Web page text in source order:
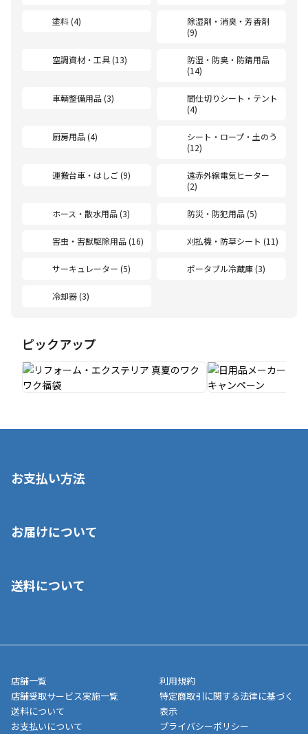
塗料 (4)
除湿剤・消臭・芳香剤
(9)
空調資材・工具 (13)
防湿・防臭・防錆用品
(14)
車輌整備用品 (3)
間仕切りシート・テント
(4)
厨房用品 (4)
シート・ロープ・土のう
(12)
運搬台車・はしご (9)
遠赤外線電気ヒーター
(2)
ホース・散水用品 (3) 防災・防犯用品 (5)
害虫・害獣駆除用品 (16) 刈払機・防草シート (11)
サーキュレーター (5) ポータブル冷蔵庫 (3)
冷却器 (3)
ピックアップ
お支払い方法
いいただくことはできません。ご了承ください。
■代金引換(代引)※手数料がかかります
■商品によっては一部決済方法が使用できない場合がございま
す。
お届けについて
ご注文が確認出来次第、1～4営業日に発送いたします。「お取り
業日にてお引渡しとなります。(離島などの場合、例外もあります)
メーカー直送品など一部商品については、その他商品との購入に
制限がかかる場合がございます。また発送日についても、通常と
異なる場合がございます。対象商品の説明ページをご確認くださ
い。
送料について
店舗一覧
店舗受取サービス実施一覧
送料について
お支払いについて
利用規約
特定商取引に関する法律に基づく
表示
プライバシーポリシー